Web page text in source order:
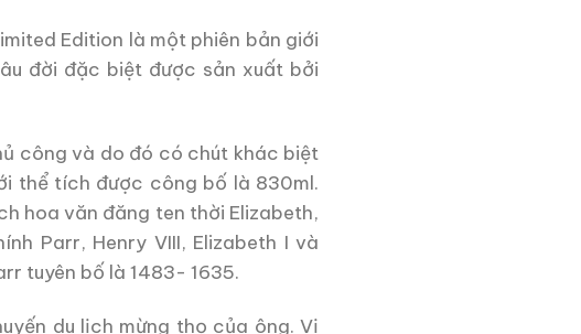
Edition là một phiên bản giới
đời đặc biệt được sản xuất bởi
công và do đó có chút khác biệt
thể tích được công bố là 830ml.
hoa văn đăng ten thời Elizabeth,
Parr, Henry VIII, Elizabeth I và
tuyên bố là 1483- 1635.
du lịch mừng thọ của ông. Vị